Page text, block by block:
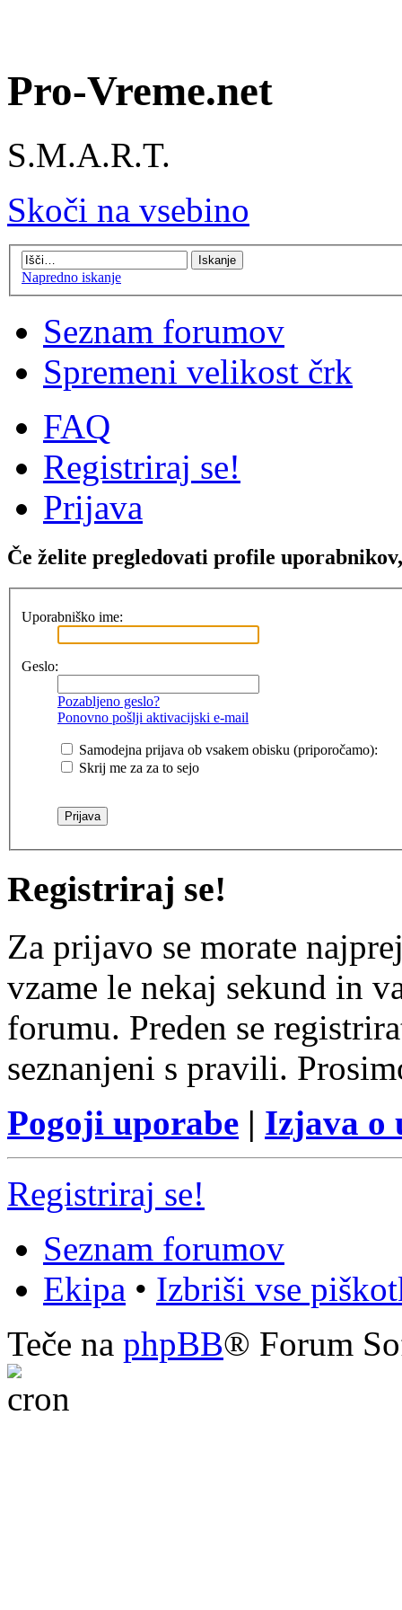
Pro-Vreme.net
S.M.A.R.T.
Skoči na vsebino
Napredno iskanje
Seznam forumov
Spremeni velikost črk
FAQ
Registriraj se!
Prijava
Če želite pregledovati profile
Uporabniško ime:
Geslo:
Pozabljeno geslo?
Ponovno pošlji aktivacijski e-mail
Samodejna prijava ob vsakem obisku (priporočamo):
Skrij me za za to sejo
Registriraj se!
Za prijavo se morate
vzame le nekaj sekund in
forumu. Preden se
seznanjeni s pravili.
Pogoji uporabe | Izjava o
Registriraj se!
Seznam forumov
Ekipa • Izbriši vse
Teče na phpBB® Forum